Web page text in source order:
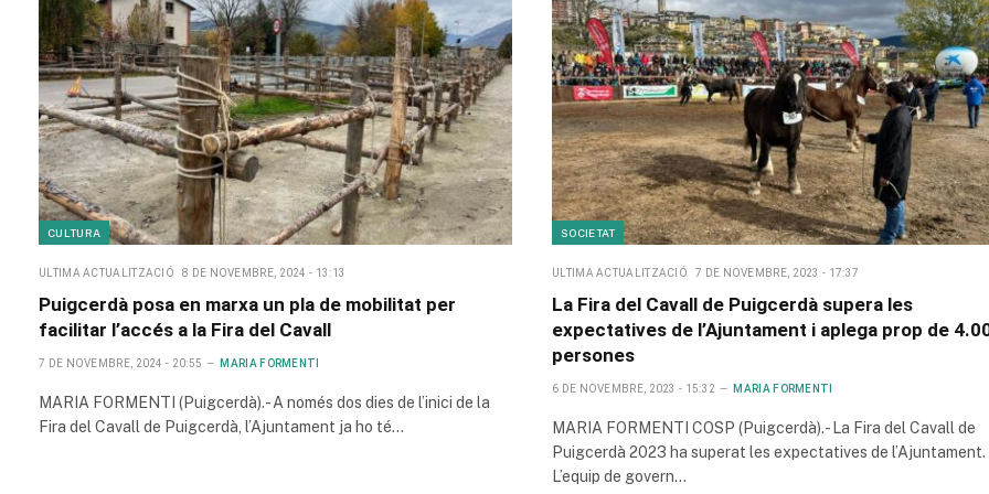
CULTURA
ULTIMA ACTUALITZACIÓ 8 DE NOVEMBRE, 2024 - 13:13
Puigcerdà posa en marxa un pla de mobilitat per
facilitar l’accés a la Fira del Cavall
7 DE NOVEMBRE, 2024 - 20:55 MARIA FORMENTI
MARIA FORMENTI (Puigcerdà).- A només dos dies de l’inici de la
Fira del Cavall de Puigcerdà, l’Ajuntament ja ho té…
SOCIETAT
ULTIMA ACTUALITZACIÓ 7 DE NOVEMBRE, 2023 - 17:37
La Fira del Cavall de Puigcerdà supera les
expectatives de l’Ajuntament i aplega prop de
persones
6 DE NOVEMBRE, 2023 - 15:32 MARIA FORMENTI
MARIA FORMENTI COSP (Puigcerdà).- La Fira del Cavall de
Puigcerdà 2023 ha superat les expectatives de l’Ajuntament.
L’equip de govern…